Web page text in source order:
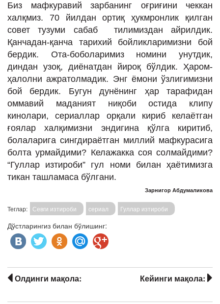
Биз мафкуравий зарбанинг оғриғини чеккан
халқмиз. 70 йилдан ортиқ ҳукмронлик қилган
совет тузуми сабаб тилимиздан айрилдик.
Қанчадан-қанча тарихий бойликларимизни бой
бердик. Ота-боболаримиз номини унутдик,
диндан узоқ, диёнатдан йироқ бўлдик. Ҳаром-
ҳалолни ажратолмадик. Энг ёмони ўзлигимизни
бой бердик. Бугун дунёнинг ҳар тарафидан
оммавий маданият ниқоби остида клипу
кинолари, сериаллар орқали кириб келаётган
ғоялар халқимизни эндигина қўлга киритиб,
болаларига сингдираётган миллий мафкурасига
болта урмайдими? Келажакка соя солмайдими?
“Гуллар изтироби” гул номи билан ҳаётимизга
тикан ташламаса бўлгани.
Зарнигор Абдумаликова
Теглар: Севги изтироби сериал Гуллар изтироби
Дўстларингиз билан бўлишинг:
Кейинги мақола:
Олдинги мақола: